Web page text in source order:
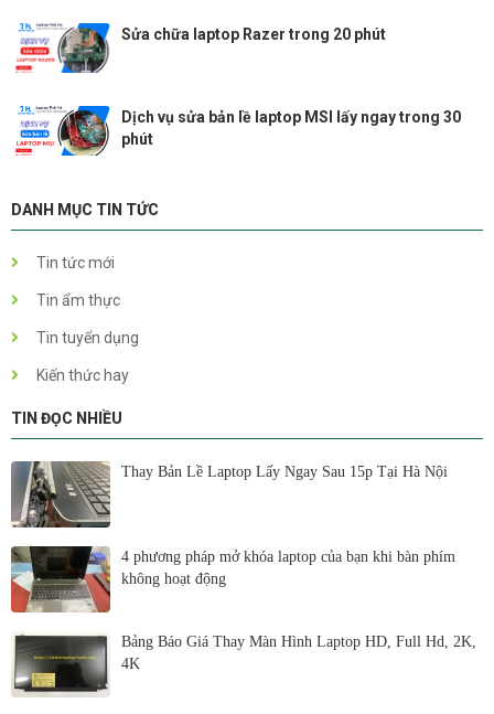
Sửa chữa laptop Razer trong 20 phút
Dịch vụ sửa bản lề laptop MSI lấy ngay trong 30
phút
DANH MỤC TIN TỨC
Tin tức mới
Tin ẩm thực
Tin tuyển dụng
Kiến thức hay
TIN ĐỌC NHIỀU
Thay Bản Lề Laptop Lấy Ngay Sau 15p Tại Hà Nội
4 phương pháp mở khóa laptop của bạn khi bàn phím
không hoạt động
Bảng Báo Giá Thay Màn Hình Laptop HD, Full Hd, 2K,
4K